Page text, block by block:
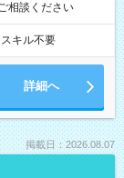
相談ください
キル不要
詳細へ
掲載日：2026.08.07